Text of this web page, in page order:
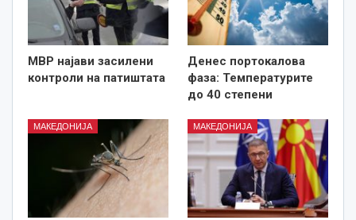
МВР најави засилени
контроли на патиштата
Денес портокалова
фаза: Температурите
до 40 степени
МАКЕДОНИЈА МАКЕДОНИЈА